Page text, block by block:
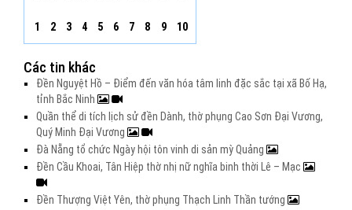
1 2 3 4 5 6 7 8 9 10
Các tin khác
Đền Nguyệt Hồ – Điểm đến văn hóa tâm linh đặc sắc tại xã Bố Hạ,
tỉnh Bắc Ninh
Quần thể di tích lịch sử đền Dành, thờ phụng Cao Sơn Đại Vương,
Quý Minh Đại Vương
Đà Nẵng tổ chức Ngày hội tôn vinh di sản mỳ Quảng
Đền Cầu Khoai, Tân Hiệp thờ nhị nữ nghĩa binh thời Lê – Mạc
Đền Thượng Việt Yên, thờ phụng Thạch Linh Thần tướng